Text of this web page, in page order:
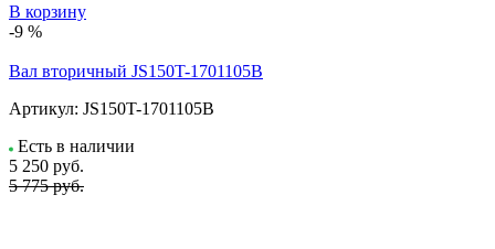
В корзину
-9 %
Вал вторичный JS150T-1701105B
Артикул: JS150T-1701105B
Есть в наличии
5 250 руб.
5 775 руб.